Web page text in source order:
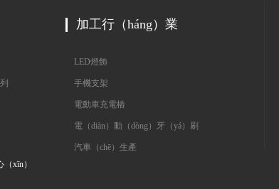
加工行（háng）業
LED燈飾
手機支架
電動車充電樁
電（diàn）動（dòng）牙（yá）刷
汽車（chē）生產
xīn）